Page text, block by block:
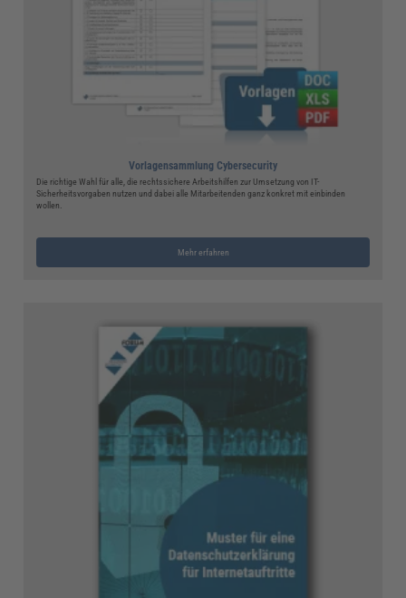
Vorlagensammlung Cybersecurity
Die richtige Wahl für alle, die rechtssichere Arbeitshilfen zur Umsetzung von IT-
Sicherheitsvorgaben nutzen und dabei alle Mitarbeitenden ganz konkret mit einbinden
wollen.
Mehr erfahren